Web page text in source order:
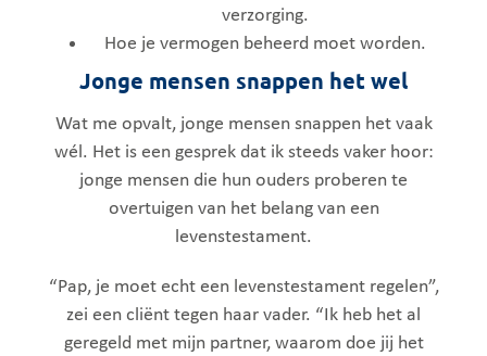
verzorging.
Hoe je vermogen beheerd moet worden.
Jonge mensen snappen het wel
Wat me opvalt, jonge mensen snappen het vaak
wél. Het is een gesprek dat ik steeds vaker hoor:
jonge mensen die hun ouders proberen te
overtuigen van het belang van een
levenstestament.
“Pap, je moet echt een levenstestament regelen”,
zei een cliënt tegen haar vader. “Ik heb het al
geregeld met mijn partner, waarom doe jij het